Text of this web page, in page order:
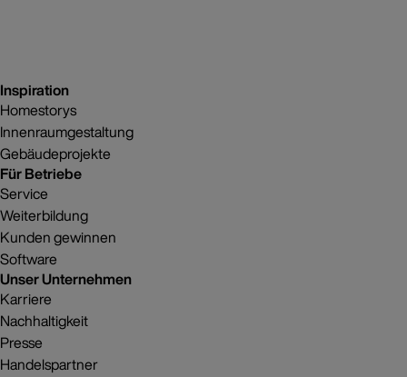
Inspiration
Homestorys
Innenraumgestaltung
Gebäudeprojekte
Für Betriebe
Service
Weiterbildung
Kunden gewinnen
Software
Unser Unternehmen
Karriere
Nachhaltigkeit
Presse
Handelspartner